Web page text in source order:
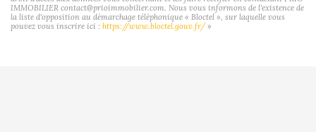
IMMOBILIER contact@prioimmobilier.com. Nous vous informons de l'existence de
la liste d'opposition au démarchage téléphonique « Bloctel », sur laquelle vous
pouvez vous inscrire ici : https://www.bloctel.gouv.fr/»